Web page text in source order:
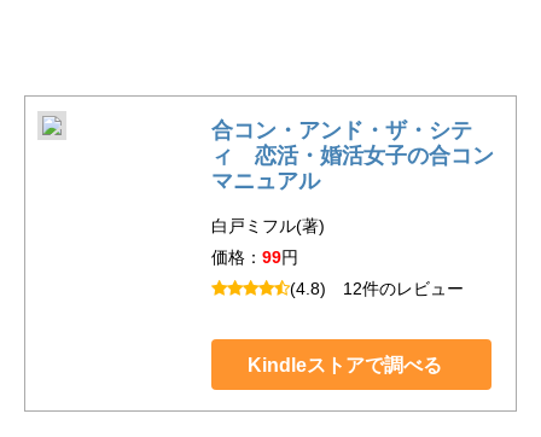
合コン・アンド・ザ・シテ
ィ 恋活・婚活女子の合コン
マニュアル
白戸ミフル(著)
価格： 99円
(4.8) 12件のレビュー
Kindleストアで調べる